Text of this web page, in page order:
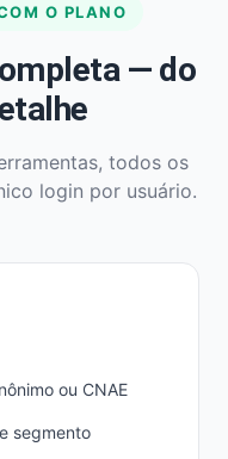
O PLANO
— do
todos os
login por usuário.
ou CNAE
segmento